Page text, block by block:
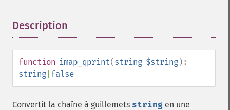
Description
function imap_qprint(string $string):
string false
Convertit la chaîne à guillemets string en une